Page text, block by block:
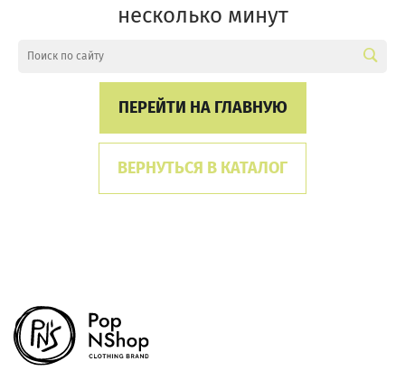
несколько минут
ПЕРЕЙТИ НА ГЛАВНУЮ
ВЕРНУТЬСЯ В КАТАЛОГ